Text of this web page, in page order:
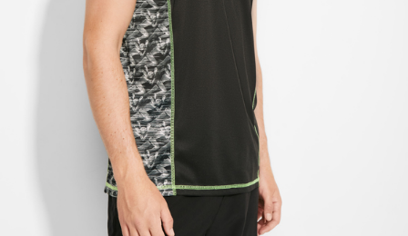
Mail - impulsa@debisual.com
Teléfono - 931 97 40 60
WhatsApp - 634 777 310